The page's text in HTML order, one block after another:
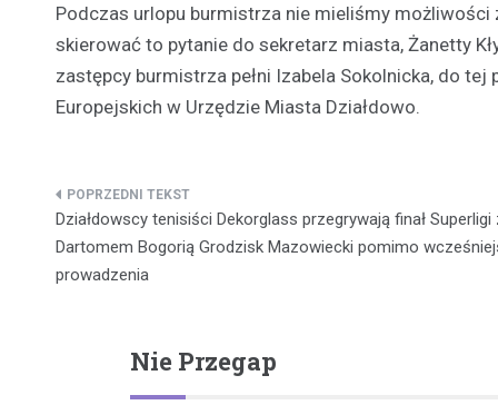
Podczas urlopu burmistrza nie mieliśmy
skierować to pytanie do sekretarz miasta, Żanetty
zastępcy burmistrza pełni Izabela Sokolnicka, do
Europejskich w Urzędzie Miasta Działdowo.
Nawigacja
wpisu
Działdowscy tenisiści Dekorglass przegrywają finał Superligi
Dartomem Bogorią Grodzisk Mazowiecki pomimo
prowadzenia
Nie Przegap